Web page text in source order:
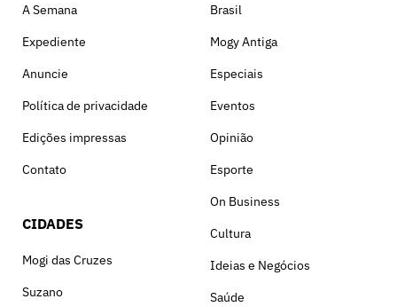
A Semana
Expediente
Anuncie
Política de privacidade
Edições impressas
Contato
CIDADES
Mogi das Cruzes
Suzano
Brasil
Mogy Antiga
Especiais
Eventos
Opinião
Esporte
On Business
Cultura
Ideias e Negócios
Saúde